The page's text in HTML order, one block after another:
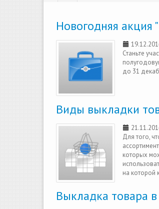
Новогодняя акция
Станьте
до 31
Виды выкладки
Для того,
которых
на которой
Выкладка товара